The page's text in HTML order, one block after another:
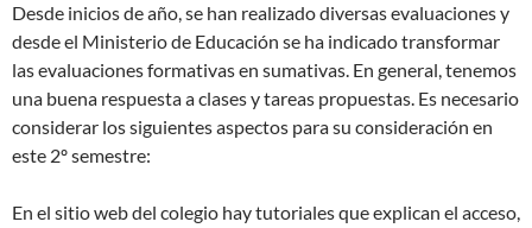
Desde inicios de año, se han realizado diversas evaluaciones y
desde el Ministerio de Educación se ha indicado transformar
las evaluaciones formativas en sumativas. En general, tenemos
una buena respuesta a clases y tareas propuestas. Es necesario
considerar los siguientes aspectos para su consideración en
este 2º semestre:
En el sitio web del colegio hay tutoriales que explican el acceso,